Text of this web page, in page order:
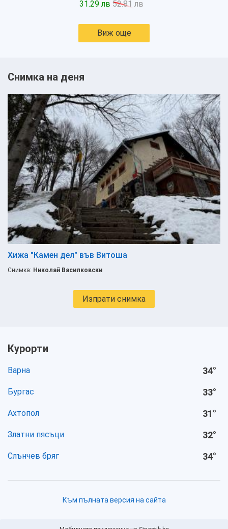
31.29 лв 52.81 лв
Виж още
Снимка на деня
Хижа "Камен дел" във Витоша
Снимка: Николай Василковски
Изпрати снимка
Курорти
Варна 34°
Бургас 33°
Ахтопол 31°
Златни пясъци 32°
Слънчев бряг 34°
Към пълната версия на сайта